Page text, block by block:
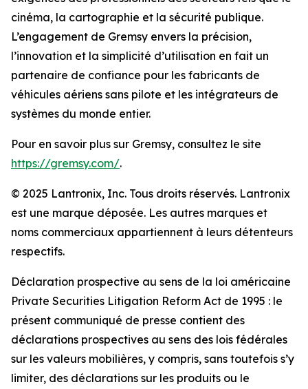
cinéma, la cartographie et la sécurité publique.
L’engagement de Gremsy envers la précision,
l’innovation et la simplicité d’utilisation en fait un
partenaire de confiance pour les fabricants de
véhicules aériens sans pilote et les intégrateurs de
systèmes du monde entier.
Pour en savoir plus sur Gremsy, consultez le site
https://gremsy.com/.
© 2025 Lantronix, Inc. Tous droits réservés. Lantronix
est une marque déposée. Les autres marques et
noms commerciaux appartiennent à leurs détenteurs
respectifs.
Déclaration prospective au sens de la loi américaine
Private Securities Litigation Reform Act de 1995 : le
présent communiqué de presse contient des
déclarations prospectives au sens des lois fédérales
sur les valeurs mobilières, y compris, sans toutefois s’y
limiter, des déclarations sur les produits ou le